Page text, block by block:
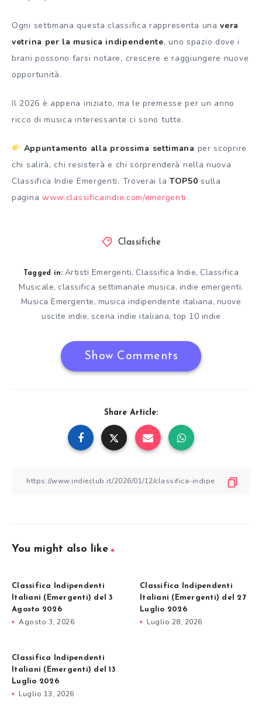
Ogni settimana questa classifica rappresenta unavera
vetrina per la musica indipendente, uno spazio dove i
brani possono farsi notare, crescere e raggiungere nuove
opportunità.
Il 2026 è appena iniziato, ma le premesse per un anno
ricco di musica interessante ci sono tutte.
Appuntamento alla prossima settimana per scoprire
chi salirà, chi resisterà e chi sorprenderà nella nuova
Classifica Indie Emergenti. Troverai la TOP50sulla
pagina www.classificaindie.com/emergenti
Classifiche
Tagged in: Artisti Emergenti, Classifica Indie, Classifica
Musicale, classifica settimanale musica, indie emergenti,
Musica Emergente, musica indipendente italiana, nuove
uscite indie, scena indie italiana, top 10 indie
Show Comments
Share Article:
You might also like
Classifica Indipendenti
Italiani (Emergenti) del 3
Agosto 2026
Agosto 3, 2026
Classifica Indipendenti
Italiani (Emergenti) del 27
Luglio 2026
Luglio 28, 2026
Classifica Indipendenti
Italiani (Emergenti) del 13
Luglio 2026
Luglio 13, 2026